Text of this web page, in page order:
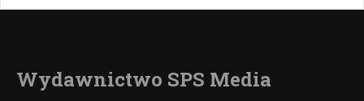
Wydawnictwo SPS Media